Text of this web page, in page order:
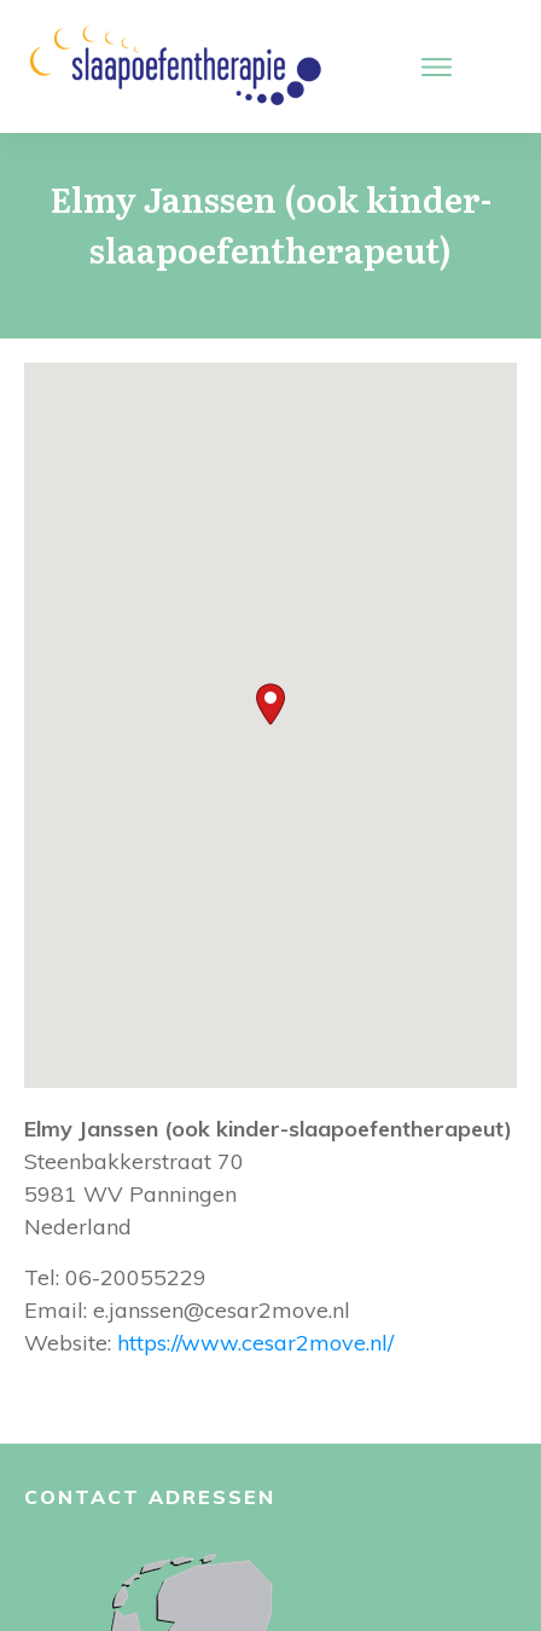
Elmy Janssen (ook kinder-
slaapoefentherapeut)
Elmy Janssen (ook kinder-slaapoefentherapeut)
Steenbakkerstraat 70
5981 WV Panningen
Nederland
Tel: 06-20055229
Email: e.janssen@cesar2move.nl
Website: https://www.cesar2move.nl/
CONTACT ADRESSEN